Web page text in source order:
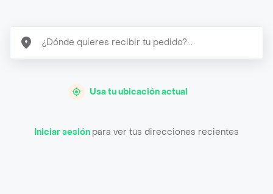
Usa tu ubicación actual
Iniciar sesión para ver tus direcciones recientes